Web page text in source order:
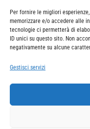
Per fornire le migliori
memorizzare e/o accedere alle
tecnologie ci permetterà di
ID unici su questo sito. Non
negativamente su alcune
Gestisci servizi
ASSISTENZA
SPEDIZIONI